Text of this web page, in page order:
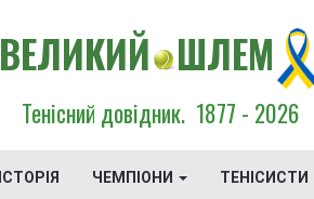
ВЕЛИКИЙ ШЛЕМ
Тенісний довідник. 1877 - 2026
ІСТОРІЯ ЧЕМПІОНИ ТЕНІСИСТИ